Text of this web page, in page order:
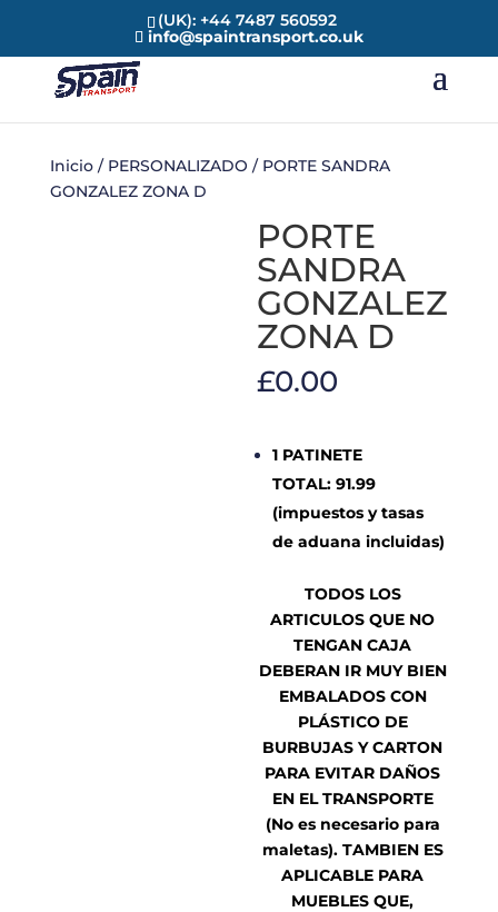
(UK): +44 7487 560592
info@spaintransport.co.uk
Inicio/ PERSONALIZADO / PORTE SANDRA
GONZALEZ ZONA D
PORTE
SANDRA
GONZALEZ
ZONA D
£0.00
1 PATINETE
TOTAL: 91.99
(impuestos y tasas
de aduana incluidas)
TODOS LOS
ARTICULOS QUE NO
TENGAN CAJA
DEBERAN IR MUY BIEN
EMBALADOS CON
PLÁSTICO DE
BURBUJAS Y CARTON
PARA EVITAR DAÑOS
EN EL TRANSPORTE
(No es necesario para
maletas). TAMBIEN ES
APLICABLE PARA
MUEBLES QUE,